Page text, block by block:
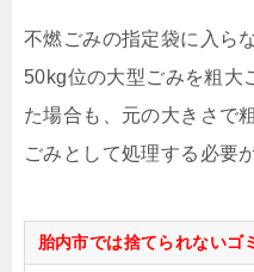
不燃ごみの指定袋に入ら
50kg位の大型ごみを粗大
た場合も、元の大きさで
ごみとして処理する必要
胎内市では捨てられないゴミ